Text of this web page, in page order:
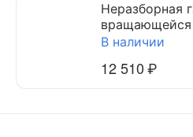
Неразборная
В наличии
12 510₽